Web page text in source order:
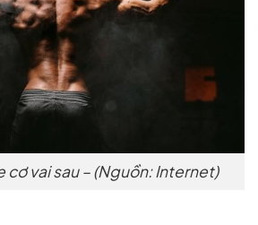
cơ vai sau – (Nguồn: Internet)